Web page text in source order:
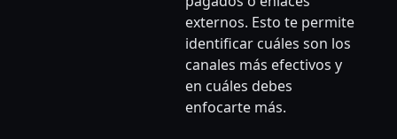
externos. Esto te permite
identificar cuáles son los
canales más efectivos y
en cuáles debes
enfocarte más.